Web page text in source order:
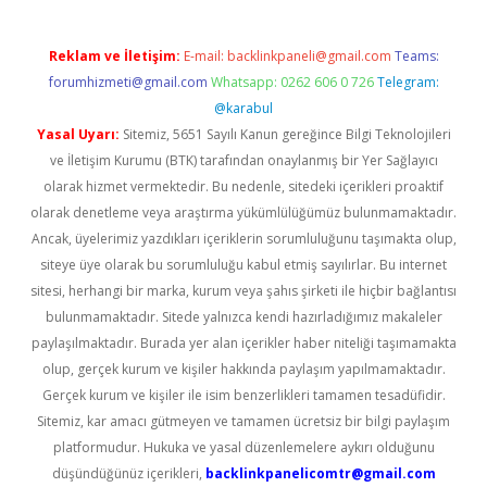
Reklam ve İletişim: E-mail: backlinkpaneli@gmail.com Teams:
forumhizmeti@gmail.com Whatsapp: 0262 606 0 726 Telegram:
@karabul
Yasal Uyarı: Sitemiz, 5651 Sayılı Kanun gereğince Bilgi Teknolojileri
ve İletişim Kurumu (BTK) tarafından onaylanmış bir Yer Sağlayıcı
olarak hizmet vermektedir. Bu nedenle, sitedeki içerikleri proaktif
olarak denetleme veya araştırma yükümlülüğümüz bulunmamaktadır.
Ancak, üyelerimiz yazdıkları içeriklerin sorumluluğunu taşımakta olup,
siteye üye olarak bu sorumluluğu kabul etmiş sayılırlar. Bu internet
sitesi, herhangi bir marka, kurum veya şahıs şirketi ile hiçbir bağlantısı
bulunmamaktadır. Sitede yalnızca kendi hazırladığımız makaleler
paylaşılmaktadır. Burada yer alan içerikler haber niteliği taşımamakta
olup, gerçek kurum ve kişiler hakkında paylaşım yapılmamaktadır.
Gerçek kurum ve kişiler ile isim benzerlikleri tamamen tesadüfidir.
Sitemiz, kar amacı gütmeyen ve tamamen ücretsiz bir bilgi paylaşım
platformudur. Hukuka ve yasal düzenlemelere aykırı olduğunu
düşündüğünüz içerikleri, backlinkpanelicomtr@gmail.com